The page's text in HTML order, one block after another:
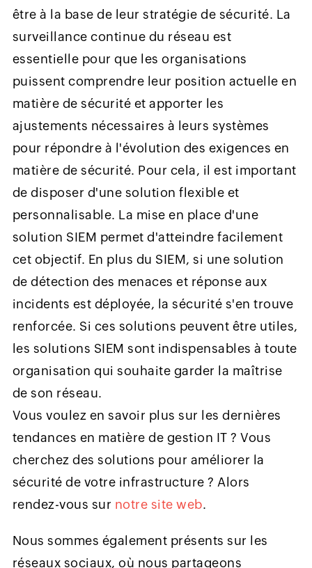
être à la base de leur stratégie de sécurité. La
surveillance continue du réseau est
essentielle pour que les organisations
puissent comprendre leur position actuelle en
matière de sécurité et apporter les
ajustements nécessaires à leurs systèmes
pour répondre à l'évolution des exigences en
matière de sécurité. Pour cela, il est important
de disposer d'une solution flexible et
personnalisable. La mise en place d'une
solution SIEM permet d'atteindre facilement
cet objectif. En plus du SIEM, si une solution
de détection des menaces et réponse aux
incidents est déployée, la sécurité s'en trouve
renforcée. Si ces solutions peuvent être utiles,
les solutions SIEM sont indispensables à toute
organisation qui souhaite garder la maîtrise
de son réseau.
Vous voulez en savoir plus sur les dernières
tendances en matière de gestion IT ? Vous
cherchez des solutions pour améliorer la
sécurité de votre infrastructure ? Alors
rendez-vous sur notre site web.
Nous sommes également présents sur les
réseaux sociaux, où nous partageons